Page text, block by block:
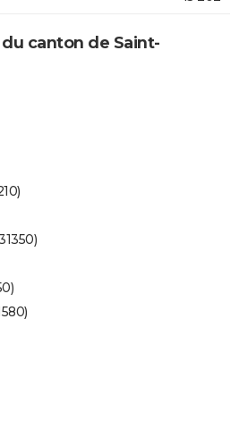
canton de Saint-